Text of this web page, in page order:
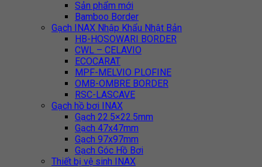
Sản phẩm mới
Bamboo Border
Gạch INAX Nhập Khẩu Nhật Bản
HB-HOSOWARI BORDER
CWL – CELAVIO
ECOCARAT
MPF-MELVIO PLOFINE
OMB-OMBRE BORDER
RSC-LASCAVE
Gạch hồ bơi INAX
Gạch 22.5×22.5mm
Gạch 47x47mm
Gạch 97x97mm
Gạch Góc Hồ Bơi
Thiết bị vệ sinh INAX